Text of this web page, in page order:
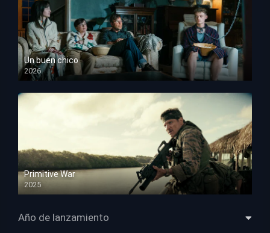
Un buen chico
2026
HD 1080p
Primitive War
2025
HD 1080p
Año de lanzamiento